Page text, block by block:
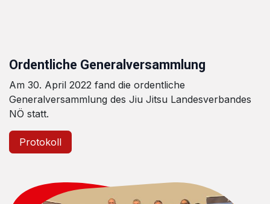
Ordentliche Generalversammlung
Am 30. April 2022 fand die ordentliche
Generalversammlung des Jiu Jitsu Landesverbandes
NÖ statt.
Protokoll